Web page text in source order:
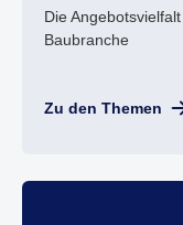
Die
Baubranche
Zu den Themen